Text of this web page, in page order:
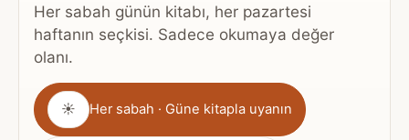
Her sabah günün kitabı, her pazartesi
haftanın seçkisi. Sadece okumaya değer
olanı.
Gönderim
sıklığı
☀ Her sabah · Güne kitapla uyanın